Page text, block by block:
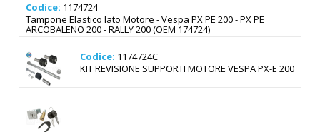
Codice: 1174724
Tampone Elastico lato Motore - Vespa PX PE 200 - PX PE
ARCOBALENO 200 - RALLY 200 (OEM 174724)
Codice: 1174724C
KIT REVISIONE SUPPORTI MOTORE VESPA PX-E 200